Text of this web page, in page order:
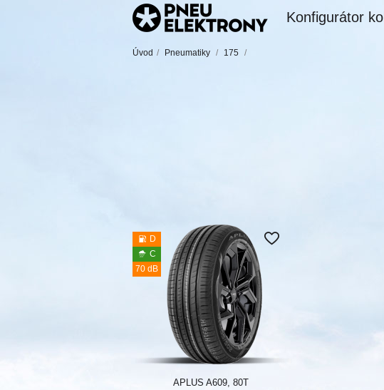
Konfigurátor kol
Úvod / Pneumatiky / 175 /
D
C
70 dB
APLUS A609, 80T